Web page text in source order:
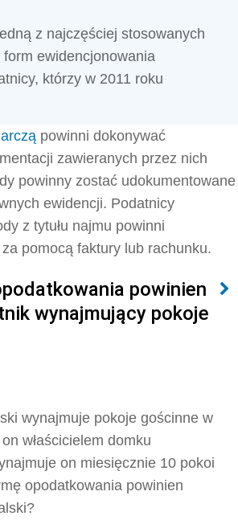
z najczęściej stosowanych
ewidencjonowania
którzy w 2011 roku
powinni dokonywać
zawieranych przez nich
powinny zostać udokumentowane
ewidencji. Podatnicy
z tytułu najmu powinni
pomocą faktury lub rachunku.
powinien
wynajmujący pokoje
wynajmuje pokoje gościnne w
właścicielem domku
on miesięcznie 10 pokoi
opodatkowania powinien